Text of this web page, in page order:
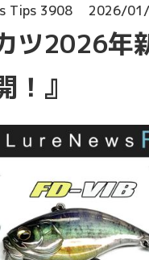
Tips 3908 2026/
ツ2026年
！』